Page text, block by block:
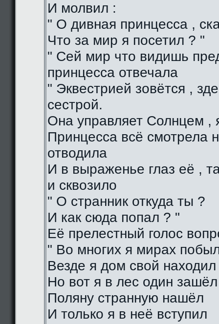
И молвил :
" О дивная принцесса ,
Что за мир я посетил ? "
" Сей мир что видишь
принцесса отвечала
" Эквестрией зовётся ,
сестрой.
Она управляет Солнцем ,
Принцесса всё смотрела
отводила
И в выраженье глаз её ,
и сквозило
" О странник откуда ты ?
И как сюда попал ? "
Её прелестный голос
" Во многих я мирах
Везде я дом свой находил
Но вот я в лес один зашёл
Поляну странную нашёл
И только я в неё вступил